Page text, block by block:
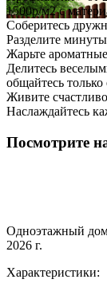
1500р/м2 с
Соберитесь
Разделите
Жарьте
Делитесь
общайтесь
Живите
Наслаждайтесь
Посмотрите
Одноэтажный дом
2026 г.
Характеристики: